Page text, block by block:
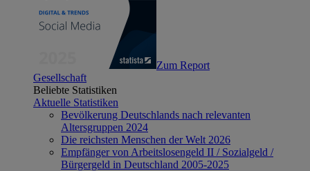
Zum Report
Gesellschaft
Beliebte Statistiken
Aktuelle Statistiken
Bevölkerung Deutschlands nach relevanten
Altersgruppen 2024
Die reichsten Menschen der Welt 2026
Empfänger von Arbeitslosengeld II / Sozialgeld /
Bürgergeld in Deutschland 2005-2025